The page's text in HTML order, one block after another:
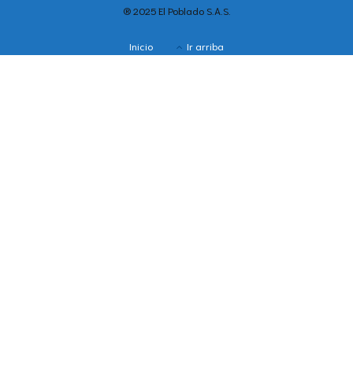
® 2025 El Poblado S.A.S.
Inicio Ir arriba